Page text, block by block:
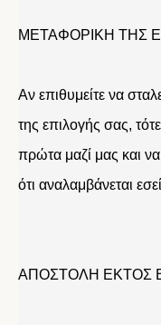
ΜΕΤΑΦΟΡΙΚΗ ΤΗΣ
Αν επιθυμείτε να
της επιλογής σας,
πρώτα μαζί μας και
ότι αναλαμβάνεται
ΑΠΟΣΤΟΛΗ ΕΚΤΟΣ